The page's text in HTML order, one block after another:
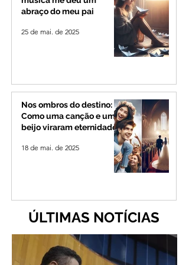
abraço do meu pai
25 de mai. de 2025
Nos ombros do destino:
Como uma canção e um
beijo viraram eternidade
18 de mai. de 2025
ÚLTIMAS NOTÍCIAS